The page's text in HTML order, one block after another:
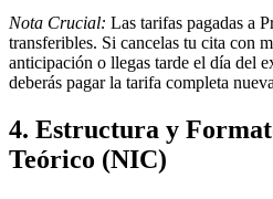
Nota Crucial: Las tarifas pagadas a
transferibles. Si cancelas tu cita con
anticipación o llegas tarde el día del
deberás pagar la tarifa completa
4. Estructura y
Teórico (NIC)